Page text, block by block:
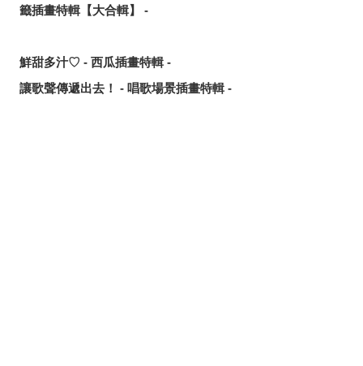
籤插畫特輯【大合輯】 -
鮮甜多汁♡ - 西瓜插畫特輯 -
讓歌聲傳遞出去！ - 唱歌場景插畫特輯 -